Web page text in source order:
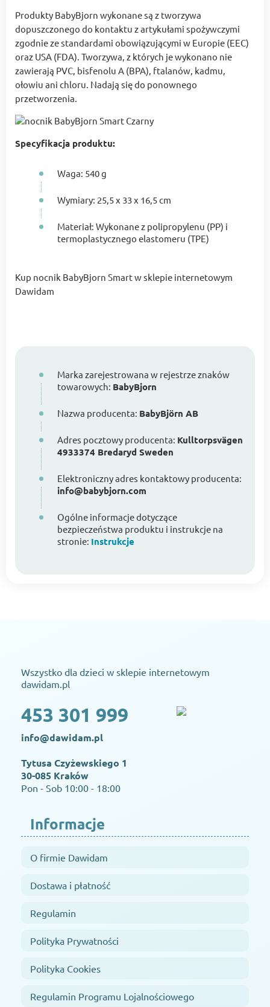
Produkty BabyBjorn wykonane są z tworzywa
dopuszczonego do kontaktu z artykułami spożywczymi
zgodnie ze standardami obowiązującymi w Europie (EEC)
oraz USA (FDA). Tworzywa, z których je wykonano nie
zawierają PVC, bisfenolu A (BPA), ftalanów, kadmu,
ołowiu ani chloru. Nadają się do ponownego
przetworzenia.
Specyfikacja produktu:
Waga: 540 g
Wymiary: 25,5 x 33 x 16,5 cm
Materiał: Wykonane z polipropylenu (PP) i
termoplastycznego elastomeru (TPE)
Kup nocnik BabyBjorn Smart w sklepie internetowym
Dawidam
Marka zarejestrowana w rejestrze znaków
towarowych: BabyBjorn
Nazwa producenta: BabyBjörn AB
Adres pocztowy producenta: Kulltorpsvägen
4933374 Bredaryd Sweden
Elektroniczny adres kontaktowy producenta:
info@babybjorn.com
Ogólne informacje dotyczące
bezpieczeństwa produktu i instrukcje na
stronie: Instrukcje
Wszystko dla dzieci w sklepie internetowym
dawidam.pl
453 301 999
info@dawidam.pl
Tytusa Czyżewskiego 1
30-085 Kraków
Pon - Sob 10:00 - 18:00
Informacje
O firmie Dawidam
Dostawa i płatność
Regulamin
Polityka Prywatności
Polityka Cookies
Regulamin Programu Lojalnościowego